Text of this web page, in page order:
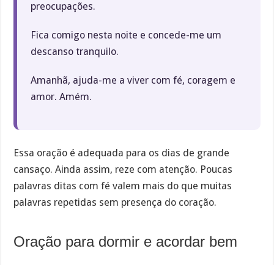
preocupações.
Fica comigo nesta noite e concede-me um
descanso tranquilo.
Amanhã, ajuda-me a viver com fé, coragem e
amor. Amém.
Essa oração é adequada para os dias de grande
cansaço. Ainda assim, reze com atenção. Poucas
palavras ditas com fé valem mais do que muitas
palavras repetidas sem presença do coração.
Oração para dormir e acordar bem